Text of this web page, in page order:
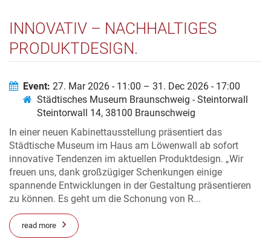
INNOVATIV – NACHHALTIGES
PRODUKTDESIGN.
STÄDTISCHEN MUSEUM
Event: 27. Mar 2026 - 11:00 – 31. Dec 2026 - 17:00
Städtisches Museum Braunschweig - Steintorwall
Steintorwall 14, 38100 Braunschweig
In einer neuen Kabinettausstellung präsentiert das
Städtische Museum im Haus am Löwenwall ab sofort
innovative Tendenzen im aktuellen Produktdesign. „Wir
freuen uns, dank großzügiger Schenkungen einige
spannende Entwicklungen in der Gestaltung präsentieren
zu können. Es geht um die Schonung von R...
read more